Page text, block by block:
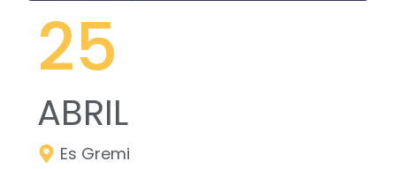
25
ABRIL
Es Gremi